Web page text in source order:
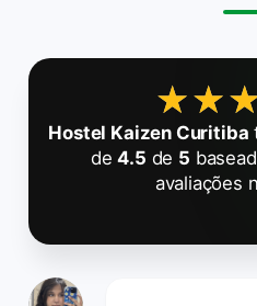
Hostel Kaizen Curitiba
de4.5 de 5
avaliações